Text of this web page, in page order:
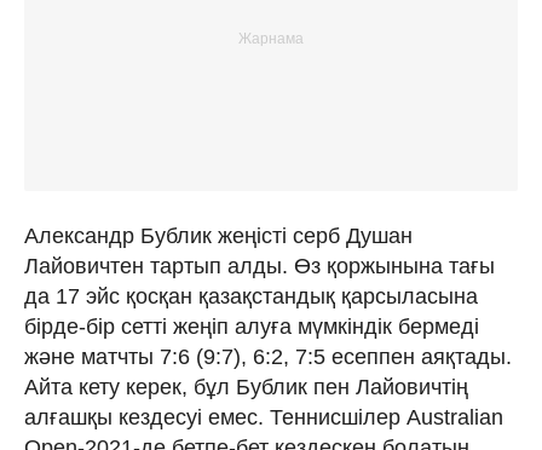
Александр Бублик жеңісті серб Душан
Лайовичтен тартып алды. Өз қоржынына тағы
да 17 эйс қосқан қазақстандық қарсыласына
бірде-бір сетті жеңіп алуға мүмкіндік бермеді
және матчты 7:6 (9:7), 6:2, 7:5 есеппен аяқтады.
Айта кету керек, бұл Бублик пен Лайовичтің
алғашқы кездесуі емес. Теннисшілер Australian